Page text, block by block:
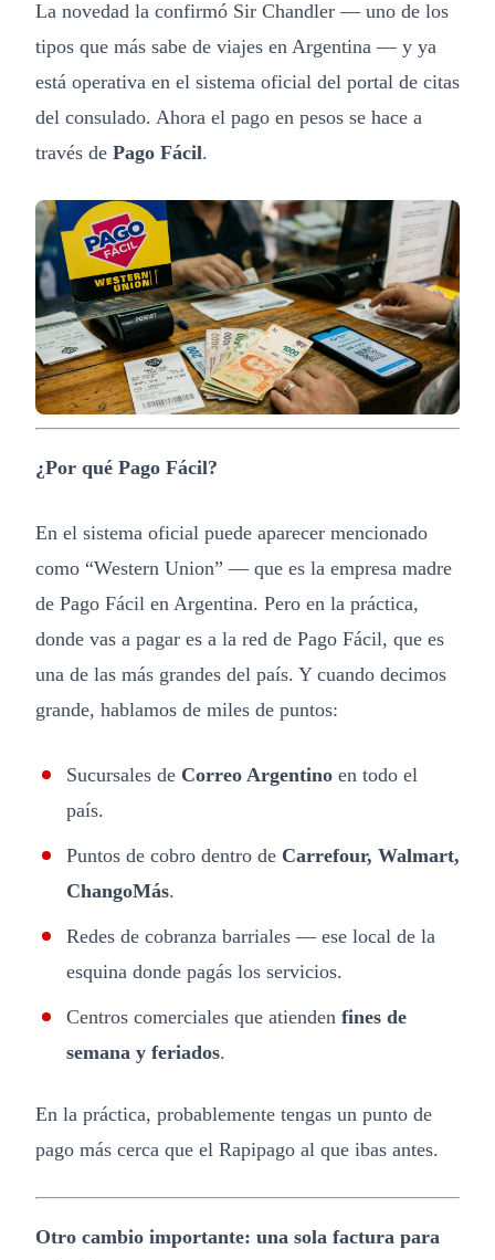
La novedad la confirmó Sir Chandler — uno de los
tipos que más sabe de viajes en Argentina — y ya
está operativa en el sistema oficial del portal de citas
del consulado. Ahora el pago en pesos se hace a
través de Pago Fácil.
¿Por qué Pago Fácil?
En el sistema oficial puede aparecer mencionado
como “Western Union” — que es la empresa madre
de Pago Fácil en Argentina. Pero en la práctica,
donde vas a pagar es a la red de Pago Fácil, que es
una de las más grandes del país. Y cuando decimos
grande, hablamos de miles de puntos:
Sucursales de Correo Argentino en todo el
país.
Puntos de cobro dentro de Carrefour, Walmart,
ChangoMás.
Redes de cobranza barriales — ese local de la
esquina donde pagás los servicios.
Centros comerciales que atienden fines de
semana y feriados.
En la práctica, probablemente tengas un punto de
pago más cerca que el Rapipago al que ibas antes.
Otro cambio importante: una sola factura para